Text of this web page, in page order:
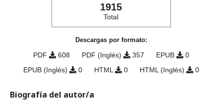
1915
Total
Descargas por formato:
PDF 608 PDF (Inglés) 357 EPUB
0
EPUB (Inglés)
0 HTML 0 HTML (Inglés) 0
Biografía del autor/a